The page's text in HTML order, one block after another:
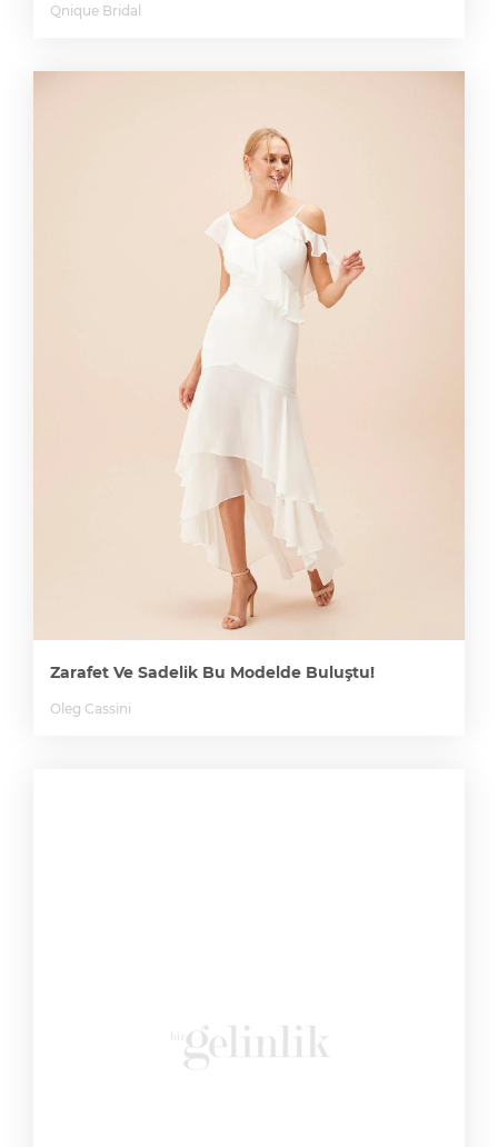
Qnique Bridal
Zarafet Ve Sadelik Bu Modelde Buluştu!
Oleg Cassini